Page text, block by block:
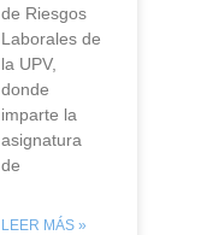
de Riesgos
Laborales de
la UPV,
donde
imparte la
asignatura
de
LEER MÁS »